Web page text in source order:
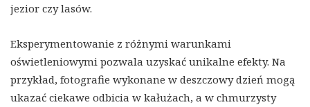
jezior czy lasów.
Eksperymentowanie z różnymi warunkami
oświetleniowymi pozwala uzyskać unikalne efekty. Na
przykład, fotografie wykonane w deszczowy dzień mogą
ukazać ciekawe odbicia w kałużach, a w chmurzysty